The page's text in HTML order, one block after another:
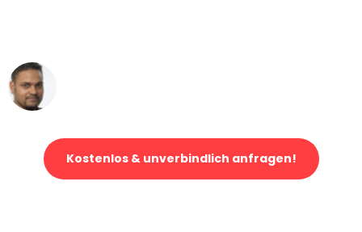
Kostenlos & unverbindlich anfragen!